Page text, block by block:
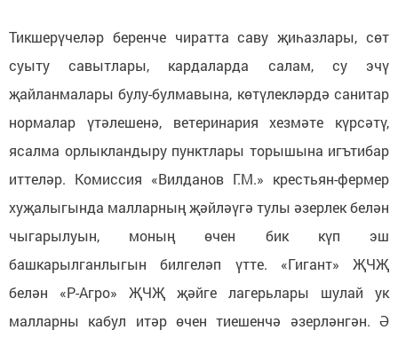
Тикшерүчеләр беренче чиратта саву җиһазлары, сөт
суыту савытлары, кардаларда салам, су эчү
җайланмалары булу-булмавына, көтүлекләрдә санитар
нормалар үтәлешенә, ветеринария хезмәте күрсәтү,
ясалма орлыкландыру пунктлары торышына игътибар
иттеләр. Комиссия «Вилданов Г.М.» крестьян-фермер
хуҗалыгында малларның җәйләүгә тулы әзерлек белән
чыгарылуын, моның өчен бик күп эш
башкарылганлыгын билгеләп үтте. «Гигант» ҖЧҖ
белән «Р-Агро» ҖЧҖ җәйге лагерьлары шулай ук
малларны кабул итәр өчен тиешенчә әзерләнгән. Ә